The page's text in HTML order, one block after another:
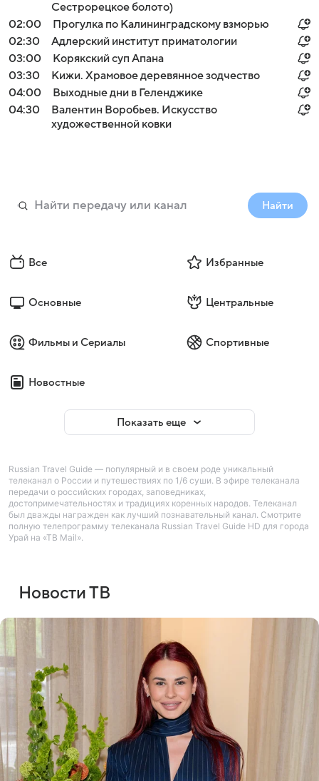
Сестрорецкое болото)
02:00
Прогулка по Калининградскому взморью
02:30
Адлерский институт приматологии
03:00
Корякский суп Апана
03:30
Кижи. Храмовое деревянное зодчество
04:00
Выходные дни в Геленджике
04:30
Валентин Воробьев. Искусство
художественной ковки
Найти
Все Избранные
Основные Центральные
Фильмы и Сериалы Спортивные
Новостные
Показать еще
Russian Travel Guide — популярный и в своем роде уникальный
телеканал о России и путешествиях по 1/6 суши. В эфире телеканала
передачи о российских городах, заповедниках,
достопримечательностях и традициях коренных народов. Телеканал
был дважды награжден как лучший познавательный канал. Смотрите
полную телепрограмму телеканала Russian Travel Guide HD для города
Урай на «ТВ Mail».
Новости ТВ